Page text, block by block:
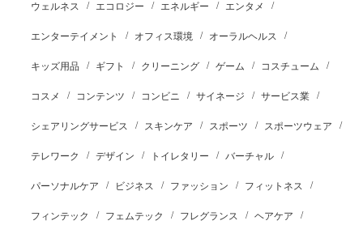
ウェルネス エコロジー エネルギー エンタメ
エンターテイメント オフィス環境 オーラルヘルス
キッズ用品 ギフト クリーニング ゲーム コスチューム
コスメ コンテンツ コンビニ サイネージ サービス業
シェアリングサービス スキンケア スポーツ スポーツウェア
テレワーク デザイン トイレタリー バーチャル
パーソナルケア ビジネス ファッション フィットネス
フィンテック フェムテック フレグランス ヘアケア